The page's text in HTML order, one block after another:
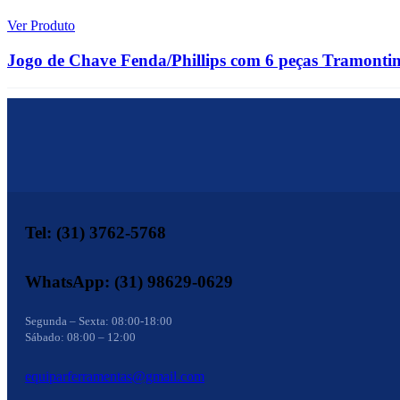
Ver Produto
Jogo de Chave Fenda/Phillips com 6 peças
Tel: (31) 3762-5768
WhatsApp: (31) 98629-0629
Segunda – Sexta: 08:00-18:00
Sábado: 08:00 – 12:00
equiparferramentas@gmail.com